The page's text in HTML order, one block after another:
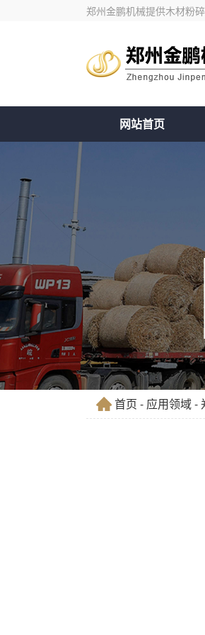
郑州金鹏机械提供木材粉
网站首页
首页 - 应用领域-